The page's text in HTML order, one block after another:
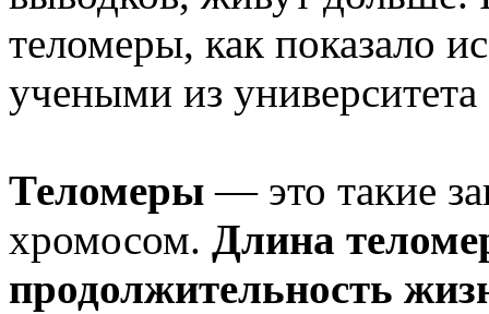
теломеры, как показало
учеными из
Теломеры — это такие
хромосом. Длина
продолжительность